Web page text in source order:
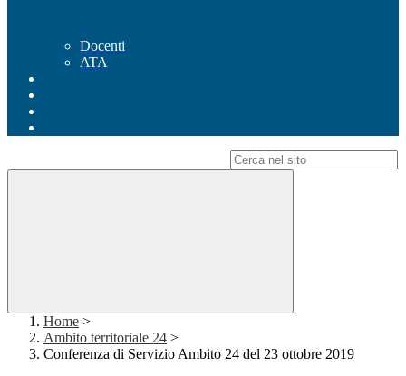
Docenti
ATA
Home >
Ambito territoriale 24 >
Conferenza di Servizio Ambito 24 del 23 ottobre 2019